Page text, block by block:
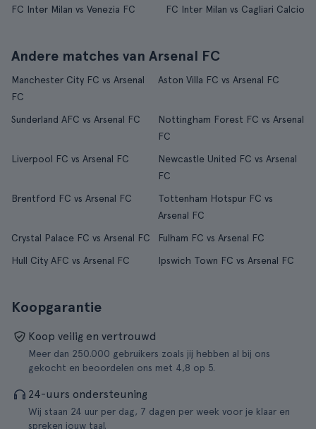
FC Inter Milan vs Venezia FC FC Inter Milan vs Cagliari Calcio
Andere matches van Arsenal FC
Manchester City FC vs Arsenal
FC
Aston Villa FC vs Arsenal FC
Sunderland AFC vs Arsenal FC
Nottingham Forest FC vs Arsenal
FC
Liverpool FC vs Arsenal FC
Newcastle United FC vs Arsenal
FC
Brentford FC vs Arsenal FC
Tottenham Hotspur FC vs
Arsenal FC
Crystal Palace FC vs Arsenal FC
Fulham FC vs Arsenal FC
Hull City AFC vs Arsenal FC
Ipswich Town FC vs Arsenal FC
Koopgarantie
Koop veilig en vertrouwd
Meer dan 250.000 gebruikers zoals jij hebben al bij ons
gekocht en beoordelen ons met 4,8 op 5.
24-uurs ondersteuning
Wij staan 24 uur per dag, 7 dagen per week voor je klaar en
spreken jouw taal.